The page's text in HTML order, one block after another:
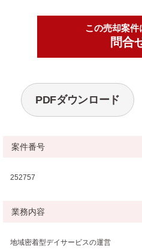
この売却案件
問合
PDFダウンロード
案件番号
252757
業務内容
地域密着型デイサービスの運営